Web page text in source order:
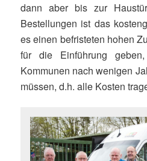
dann aber bis zur
Bestellungen ist das
es einen befristeten hohen
für die Einführung
Kommunen nach wenigen
müssen, d.h. alle Kosten